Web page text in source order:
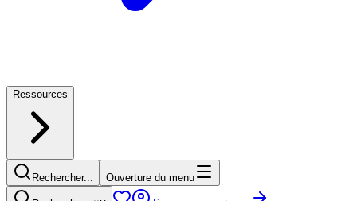
Ressources
Rechercher... Ouverture du menu